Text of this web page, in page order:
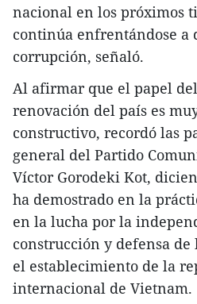
nacional en los próximos
continúa enfrentándose a
corrupción, señaló.
Al afirmar que el papel
renovación del país es
constructivo, recordó las
general del Partido
Víctor Gorodeki Kot,
ha demostrado en la
en la lucha por la
construcción y defensa de
el establecimiento de la
internacional de Vietnam.